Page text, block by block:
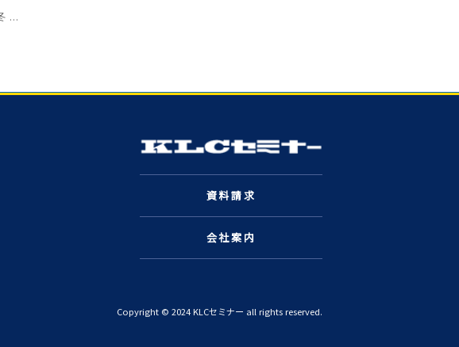
...
資料請求
会社案内
Copyright © 2024 KLCセミナー all rights reserved.